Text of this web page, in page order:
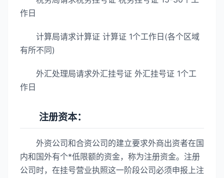
作日
计算局请求计算证 计算证 1个工作日(各个区域
有所不同)
外汇处理局请求外汇挂号证 外汇挂号证 1个工
作日
注册资本：
外资公司和合资公司的建立要求外商出资者在国
内和国外有个*低限额的资金，称为注册资金。注册
公司时，在挂号营业执照这一阶段公司必须申报上注